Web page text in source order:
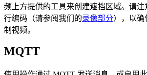
频上方提供的工具来创建遮挡区域。请
行编码（请参阅我们的录像部分），以确
制视频。
MQTT